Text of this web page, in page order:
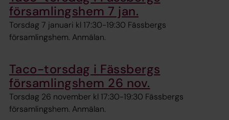
församlingshem 7 jan.
Torsdag 7 januari kl 17:30-19:30 Fässbergs
församlingshem. Anmälan.
Taco-torsdag i Fässbergs
församlingshem 26 nov.
Torsdag 26 november kl 17:30-19:30 Fässbergs
församlingshem. Anmälan.